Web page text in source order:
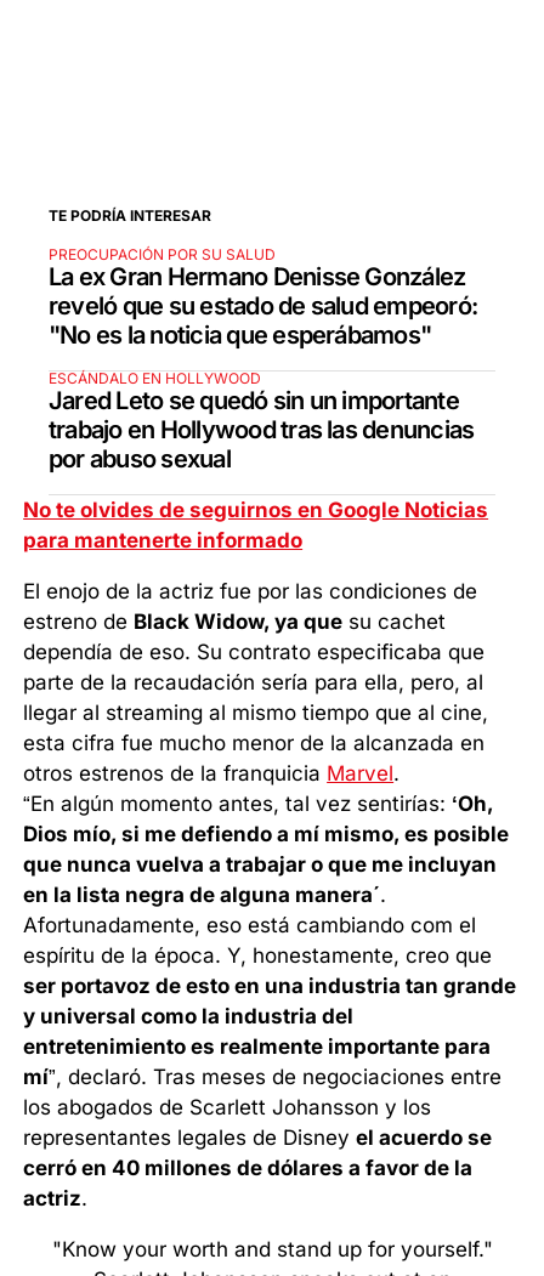
TE PODRÍA INTERESAR
PREOCUPACIÓN POR SU SALUD
La ex Gran Hermano Denisse González
reveló que su estado de salud empeoró:
"No es la noticia que esperábamos"
ESCÁNDALO EN HOLLYWOOD
Jared Leto se quedó sin un importante
trabajo en Hollywood tras las denuncias
por abuso sexual
No te olvides de seguirnos en Google Noticias
para mantenerte informado
El enojo de la actriz fue por las condiciones de
estreno de Black Widow, ya que su cachet
dependía de eso. Su contrato especificaba que
parte de la recaudación sería para ella, pero, al
llegar al streaming al mismo tiempo que al cine,
esta cifra fue mucho menor de la alcanzada en
otros estrenos de la franquicia Marvel.
“En algún momento antes, tal vez sentirías: ‘Oh,
Dios mío, si me defiendo a mí mismo, es posible
que nunca vuelva a trabajar o que me incluyan
en la lista negra de alguna manera´.
Afortunadamente, eso está cambiando com el
espíritu de la época. Y, honestamente, creo que
ser portavoz de esto en una industria tan grande
y universal como la industria del
entretenimiento es realmente importante para
mí”, declaró. Tras meses de negociaciones entre
los abogados de Scarlett Johansson y los
representantes legales de Disneyel acuerdo se
cerró en 40 millones de dólares a favor de la
actriz.
"Know your worth and stand up for yourself."